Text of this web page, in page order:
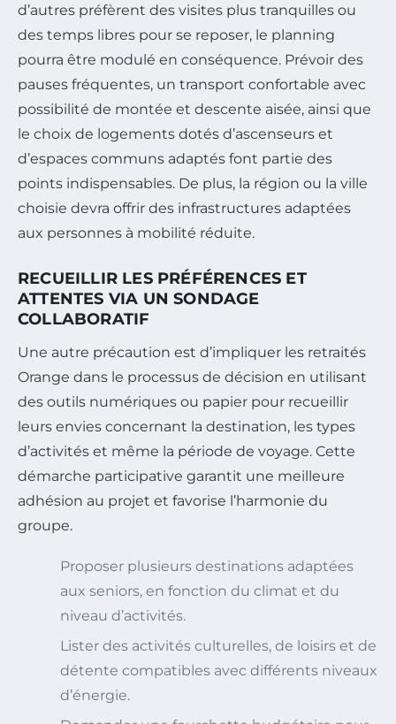
d’autres préfèrent des visites plus tranquilles ou
des temps libres pour se reposer, le planning
pourra être modulé en conséquence. Prévoir des
pauses fréquentes, un transport confortable avec
possibilité de montée et descente aisée, ainsi que
le choix de logements dotés d’ascenseurs et
d’espaces communs adaptés font partie des
points indispensables. De plus, la région ou la ville
choisie devra offrir des infrastructures adaptées
aux personnes à mobilité réduite.
RECUEILLIR LES PRÉFÉRENCES ET
ATTENTES VIA UN SONDAGE
COLLABORATIF
Une autre précaution est d’impliquer les retraités
Orange dans le processus de décision en utilisant
des outils numériques ou papier pour recueillir
leurs envies concernant la destination, les types
d’activités et même la période de voyage. Cette
démarche participative garantit une meilleure
adhésion au projet et favorise l’harmonie du
groupe.
Proposer plusieurs destinations adaptées
aux seniors, en fonction du climat et du
niveau d’activités.
Lister des activités culturelles, de loisirs et de
détente compatibles avec différents niveaux
d’énergie.